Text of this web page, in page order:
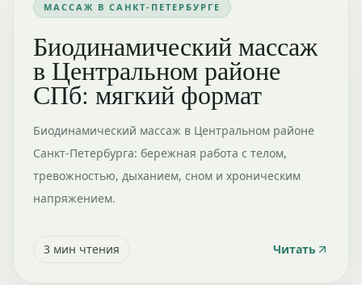
МАССАЖ В САНКТ-ПЕТЕРБУРГЕ
Биодинамический массаж
в Центральном районе
СПб: мягкий формат
Биодинамический массаж в Центральном районе
Санкт-Петербурга: бережная работа с телом,
тревожностью, дыханием, сном и хроническим
напряжением.
3 мин чтения Читать